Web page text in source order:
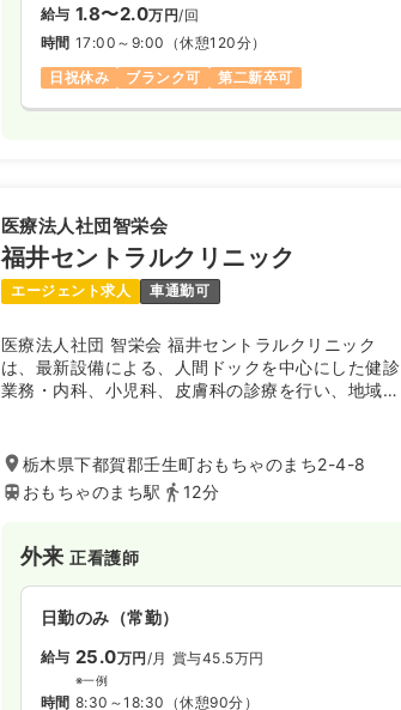
給与 1.8〜2.0万円/回
時間 17:00～9:00 （休憩120分）
日祝休み
ブランク可 第二新卒可
医療法人社団智栄会
福井セントラルクリニック
エージェント求人 車通勤可
医療法人社団 智栄会 福井セントラルクリニック
は、最新設備による、人間ドックを中心にした健診
業務・内科、小児科、皮膚科の診療を行い、地域全
栃木県下都賀郡壬生町おもちゃのまち2-4-8
おもちゃのまち駅
12分
外来正看護師
日勤のみ（常勤）
給与 25.0万円/月 賞与45.5万円
※一例
時間 8:30～18:30 （休憩90分）